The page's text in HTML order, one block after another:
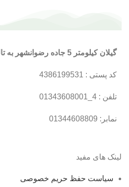
گیلان کیلومتر 5 جاده رضوانشهر به تالش
کد پستی : 4386199531
تلفن : 4_01343608001
نمابر: 01344608809
لینک های مفید
سیاست حفظ حریم خصوصی